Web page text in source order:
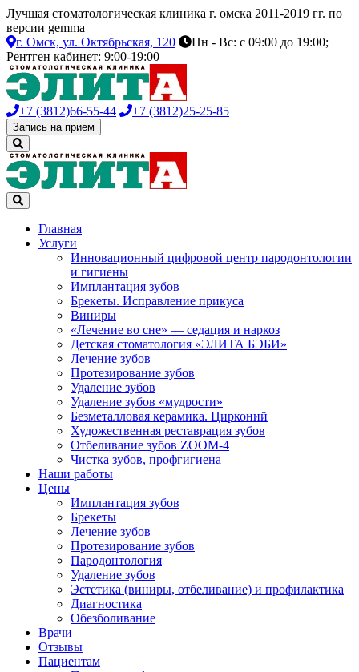
Лучшая стоматологическая клиника г. омска 2011-2019 гг. по
версии gemma
г. Омск, ул. Октябрьская, 120
Пн - Вс: с 09:00 до 19:00;
Рентген кабинет: 9:00-19:00
+7 (3812)66-55-44 +7 (3812)25-25-85
Запись на прием
Главная
Услуги
Инновационный цифровой центр пародонтологии
и гигиены
Имплантация зубов
Брекеты. Исправление прикуса
Виниры
«Лечение во сне» — седация и наркоз
Детская стоматология «ЭЛИТА БЭБИ»
Лечение зубов
Протезирование зубов
Удаление зубов
Удаление зубов «мудрости»
Безметалловая керамика. Цирконий
Художественная реставрация зубов
Отбеливание зубов ZOOM-4
Чистка зубов, профгигиена
Наши работы
Цены
Имплантация зубов
Брекеты
Лечение зубов
Протезирование зубов
Пародонтология
Удаление зубов
Эстетика (виниры, отбеливание) и профилактика
Диагностика
Обезболивание
Врачи
Отзывы
Пациентам